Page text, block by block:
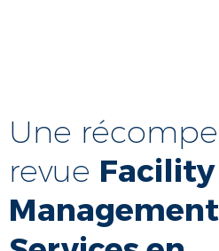
Une
revue Facility